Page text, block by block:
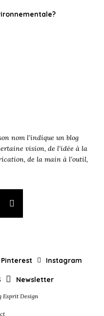
nom l’indique un blog
vision, de l’idée à la
de la main à l’outil,
Pinterest Instagram
Newsletter
Esprit Design